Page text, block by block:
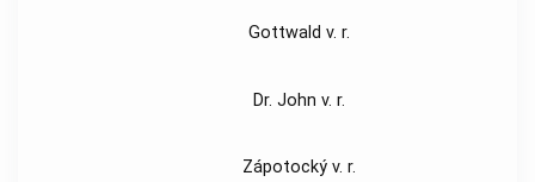
Gottwald v. r.
Dr. John v. r.
Zápotocký v. r.